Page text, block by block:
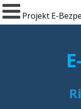
Projekt E-